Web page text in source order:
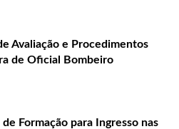
Avaliação e Procedimentos
de Oficial Bombeiro
Formação para Ingresso nas